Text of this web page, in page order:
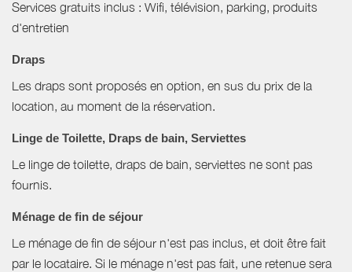
Services gratuits inclus : Wifi, télévision, parking, produits
d'entretien
Draps
Les draps sont proposés en option, en sus du prix de la
location, au moment de la réservation.
Linge de Toilette, Draps de bain, Serviettes
Le linge de toilette, draps de bain, serviettes ne sont pas
fournis.
Ménage de fin de séjour
Le ménage de fin de séjour n'est pas inclus, et doit être fait
par le locataire. Si le ménage n'est pas fait, une retenue sera